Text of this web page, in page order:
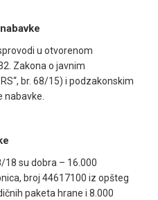
u otvorenom
Zakona o javnim
br. 68/15) i podzakonskim
nabavke.
18 su dobra – 16.000
broj 44617100 iz opšteg
paketa hrane i 8.000